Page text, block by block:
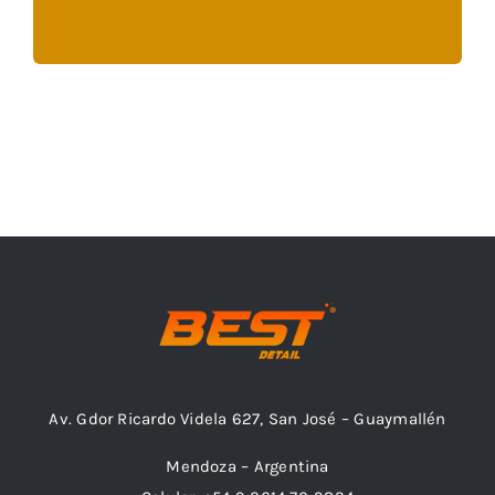
Av. Gdor Ricardo Videla 627, San José – Guaymallén
Mendoza – Argentina